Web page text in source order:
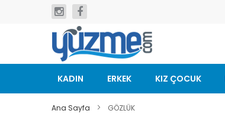
geç
KADIN ERKEK KIZ ÇOCUK
Ana Sayfa GÖZLÜK